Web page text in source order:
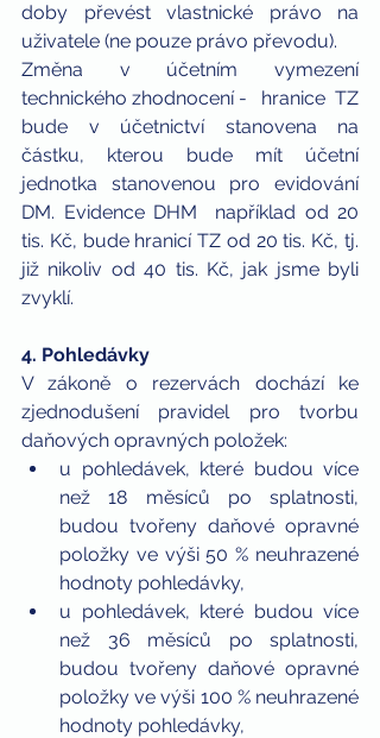
doby převést vlastnické právo na
uživatele (ne pouze právo převodu).
Změna v účetním vymezení
technického zhodnocení -   hranice  TZ
bude v účetnictví stanovena na
částku, kterou bude mít účetní
jednotka stanovenou pro evidování
DM. Evidence DHM  například od 20
tis. Kč, bude hranicí TZ od 20 tis. Kč, tj.
již nikoliv od 40 tis. Kč, jak jsme byli
zvyklí.
4. Pohledávky
V zákoně o rezervách dochází ke
zjednodušení pravidel pro tvorbu
daňových opravných položek:
u pohledávek, které budou více
než 18 měsíců po splatnosti,
budou tvořeny daňové opravné
položky ve výši 50 % neuhrazené
hodnoty pohledávky,
u pohledávek, které budou více
než 36 měsíců po splatnosti,
budou tvořeny daňové opravné
položky ve výši 100 % neuhrazené
hodnoty pohledávky,